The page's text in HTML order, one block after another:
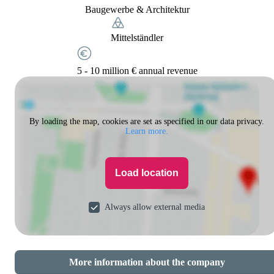
Baugewerbe & Architektur
Mittelständler
5 - 10 million € annual revenue
By loading the map, cookies are set as specified in our data privacy.
Learn more.
Load location
Always allow external media
More information about the company